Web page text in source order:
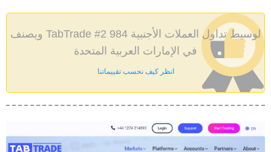
ويصنف TabTrade #2 984 لوسيط تداول العملات الأجنبية
في الإمارات العربية المتحدة
انظر كيف نحسب تقييماتنا